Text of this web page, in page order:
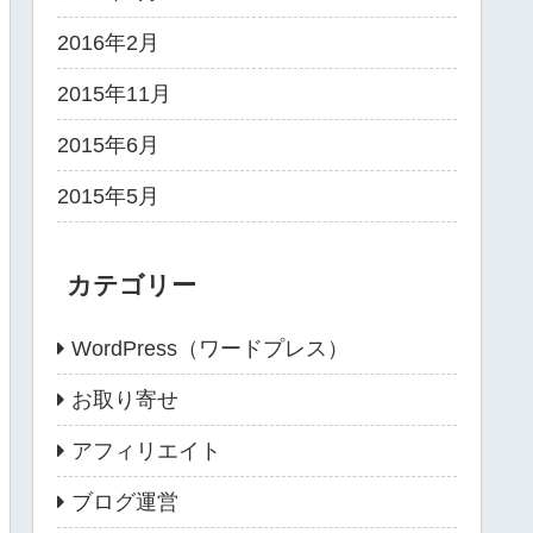
2016年2月
2015年11月
2015年6月
2015年5月
カテゴリー
WordPress（ワードプレス）
お取り寄せ
アフィリエイト
ブログ運営